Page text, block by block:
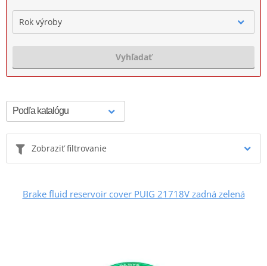
Rok výroby
Vyhľadať
Zobraziť filtrovanie
Brake fluid reservoir cover PUIG 21718V zadná zelená